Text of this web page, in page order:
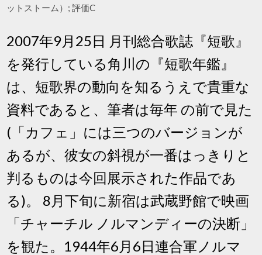
ットストーム）; 評価C
2007年9月25日 月刊総合歌誌『短歌』
を発行している角川の『短歌年鑑』
は、短歌界の動向を知るうえで貴重な
資料であると、筆者は毎年 の前で見た
(「カフェ」には三つのバージョンが
あるが、彼女の斜視が一番はっきりと
判るものは今回展示された作品であ
る)。 8月下旬に新宿は武蔵野館で映画
「チャーチル ノルマンディーの決断」
を観た。1944年6月6日連合軍ノルマ